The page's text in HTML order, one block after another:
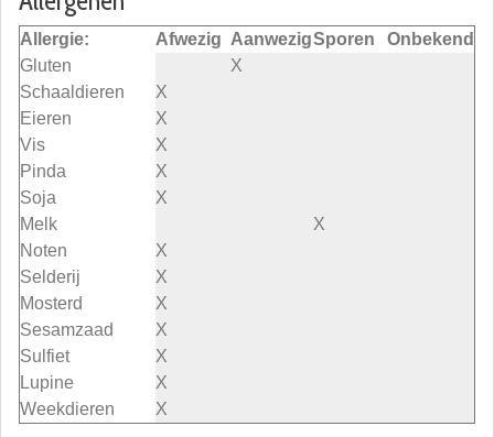
Allergie: Afwezig AanwezigSporen
Onbekend
Gluten
X
Schaaldieren
X
Eieren
X
Vis
X
Pinda
X
Soja
X
Melk
X
Noten
X
Selderij
X
Mosterd
X
Sesamzaad
X
Sulfiet
X
Lupine
X
Weekdieren
X